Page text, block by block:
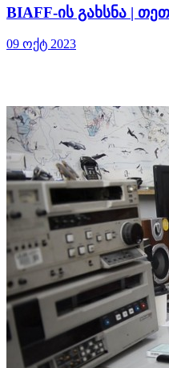
BIAFF-ის გახსნა |
09 ოქტ 2023